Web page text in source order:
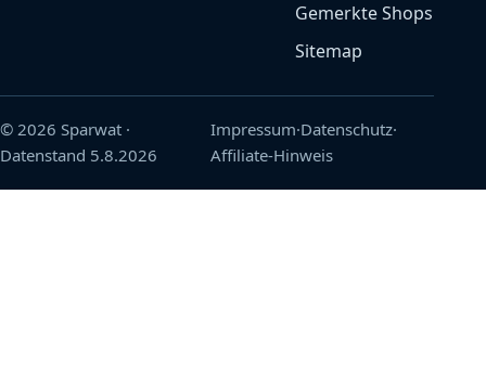
Gemerkte Shops
Sitemap
© 2026 Sparwat ·
Datenstand 5.8.2026
Impressum·Datenschutz·
Affiliate-Hinweis